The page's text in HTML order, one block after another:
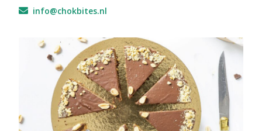
info@chokbites.nl